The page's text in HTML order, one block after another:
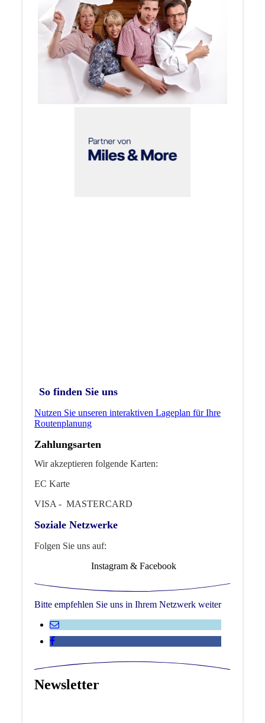
So finden Sie uns
Nutzen Sie unseren interaktiven La­ge­plan für Ihre
Routenplanung
Zahlungsarten
Wir akzeptieren folgende Karten:
EC Karte
VISA - MASTERCARD
Soziale Netzwerke
Folgen Sie uns auf:
Instagram & Facebook
Bitte empfehlen Sie uns in Ihrem Netzwerk weiter
Newsletter